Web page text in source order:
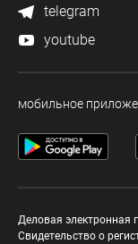
telegram
youtube
мобильное
Деловая электронная
Свидетельство о